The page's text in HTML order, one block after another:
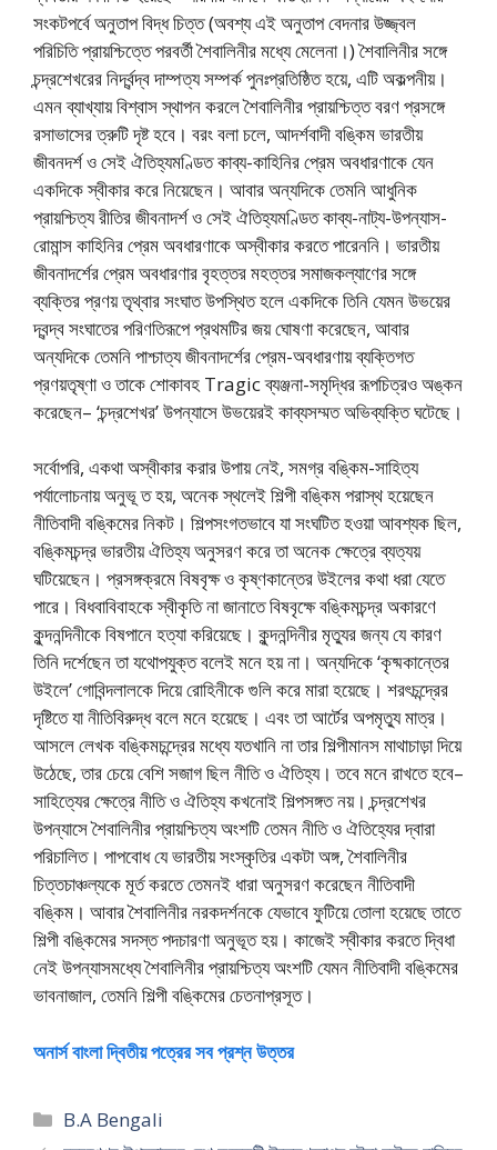
সংকটপর্বে অনুতাপ বিদ্ধ চিত্ত (অবশ্য এই অনুতাপ বেদনার উজ্জ্বল
পরিচিতি প্রায়শ্চিত্তে পরবর্তী শৈবালিনীর মধ্যে মেলেনা।) শৈবালিনীর সঙ্গে
চন্দ্রশেখরের নির্দ্বন্দ্ব দাম্পত্য সম্পর্ক পুনঃপ্রতিষ্ঠিত হয়ে, এটি অকল্পনীয়।
এমন ব্যাখ্যায় বিশ্বাস স্থাপন করলে শৈবালিনীর প্রায়শ্চিত্ত বরণ প্রসঙ্গে
রসাভাসের ত্রুটি দৃষ্ট হবে। বরং বলা চলে, আদর্শবাদী বঙ্কিম ভারতীয়
জীবনদর্শ ও সেই ঐতিহ্যমণ্ডিত কাব্য-কাহিনির প্রেম অবধারণাকে যেন
একদিকে স্বীকার করে নিয়েছেন। আবার অন্যদিকে তেমনি আধুনিক
প্রায়শ্চিত্য রীতির জীবনাদর্শ ও সেই ঐতিহ্যমণ্ডিত কাব্য-নাট্য-উপন্যাস-
রোমান্স কাহিনির প্রেম অবধারণাকে অস্বীকার করতে পারেননি। ভারতীয়
জীবনাদর্শের প্রেম অবধারণার বৃহত্তর মহত্তর সমাজকল্যাণের সঙ্গে
ব্যক্তির প্রণয় তৃথ্বার সংঘাত উপস্থিত হলে একদিকে তিনি যেমন উভয়ের
দ্বন্দ্ব সংঘাতের পরিণতিরূপে প্রথমটির জয় ঘোষণা করেছেন, আবার
অন্যদিকে তেমনি পাশ্চাত্য জীবনাদর্শের প্রেম-অবধারণায় ব্যক্তিগত
প্রণয়তৃষ্ণা ও তাকে শোকাবহ Tragic ব্যঞ্জনা-সমৃদ্ধির রূপচিত্রও অঙ্কন
করেছেন– ‘চন্দ্রশেখর’ উপন্যাসে উভয়েরই কাব্যসম্মত অভিব্যক্তি ঘটেছে।
সর্বোপরি, একথা অস্বীকার করার উপায় নেই, সমগ্র বঙ্কিম-সাহিত্য
পর্যালোচনায় অনুভূ ত হয়, অনেক স্থলেই শিল্পী বঙ্কিম পরাস্থ হয়েছেন
নীতিবাদী বঙ্কিমের নিকট। শিল্পসংগতভাবে যা সংঘটিত হওয়া আবশ্যক ছিল,
বঙ্কিমচন্দ্র ভারতীয় ঐতিহ্য অনুসরণ করে তা অনেক ক্ষেত্রে ব্যত্যয়
ঘটিয়েছেন। প্রসঙ্গক্রমে বিষবৃক্ষ ও কৃষ্ণকান্তের উইলের কথা ধরা যেতে
পারে। বিধবাবিবাহকে স্বীকৃতি না জানাতে বিষবৃক্ষে বঙ্কিমচন্দ্র অকারণে
কুন্দনন্দিনীকে বিষপানে হত্যা করিয়েছে। কুন্দনন্দিনীর মৃত্যুর জন্য যে কারণ
তিনি দর্শেছেন তা যথোপযুক্ত বলেই মনে হয় না। অন্যদিকে ‘কৃষ্মকান্তের
উইলে’ গোবিন্দলালকে দিয়ে রোহিনীকে গুলি করে মারা হয়েছে। শরৎচন্দ্রের
দৃষ্টিতে যা নীতিবিরুদ্ধ বলে মনে হয়েছে। এবং তা আর্টের অপমৃত্যু মাত্র।
আসলে লেখক বঙ্কিমচন্দ্রের মধ্যে যতখানি না তার শিল্পীমানস মাথাচাড়া দিয়ে
উঠেছে, তার চেয়ে বেশি সজাগ ছিল নীতি ও ঐতিহ্য। তবে মনে রাখতে হবে–
সাহিত্যের ক্ষেত্রে নীতি ও ঐতিহ্য কখনোই শিল্পসঙ্গত নয়। চন্দ্রশেখর
উপন্যাসে শৈবালিনীর প্রায়শ্চিত্য অংশটি তেমন নীতি ও ঐতিহ্যের দ্বারা
পরিচালিত। পাপবোধ যে ভারতীয় সংস্কৃতির একটা অঙ্গ, শৈবালিনীর
চিত্তচাঞ্চল্যকে মূর্ত করতে তেমনই ধারা অনুসরণ করেছেন নীতিবাদী
বঙ্কিম। আবার শৈবালিনীর নরকদর্শনকে যেভাবে ফুটিয়ে তোলা হয়েছে তাতে
শিল্পী বঙ্কিমের সদস্ত পদচারণা অনুভূত হয়। কাজেই স্বীকার করতে দ্বিধা
নেই উপন্যাসমধ্যে শৈবালিনীর প্রায়শ্চিত্য অংশটি যেমন নীতিবাদী বঙ্কিমের
ভাবনাজাল, তেমনি শিল্পী বঙ্কিমের চেতনাপ্রসূত।
অনার্স বাংলা দ্বিতীয় পত্রের সব প্রশ্ন উত্তর
Categories
B.A Bengali